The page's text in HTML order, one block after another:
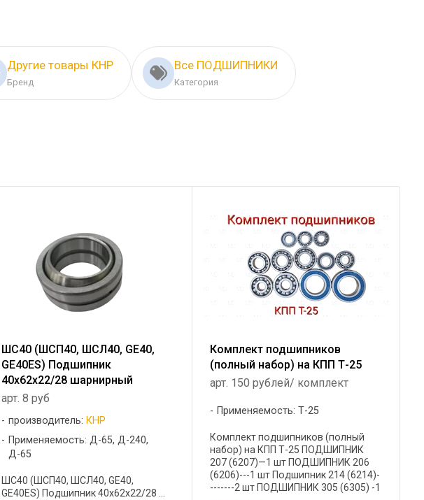
Другие товары КНР
Бренд
Все ПОДШИПНИКИ
Категория
ШС40 (ШСП40, ШСЛ40, GE40,
GE40ES) Подшипник
40х62х22/28 шарнирный
арт. 8 руб
производитель: КНР
Применяемость: Д-65, Д-240,
Д-65
ШС40 (ШСП40, ШСЛ40, GE40,
GE40ES) Подшипник 40х62х22/28 ...
Комплект подшипников
(полный набор) на КПП Т-25
арт. 150 рублей/ комплект
Применяемость: Т-25
Комплект подшипников (полный
набор) на КПП Т-25 ПОДШИПНИК
207 (6207)—1 шт ПОДШИПНИК 206
(6206)---1 шт Подшипник 214 (6214)-
-------2 шт ПОДШИПНИК 305 (6305) -1